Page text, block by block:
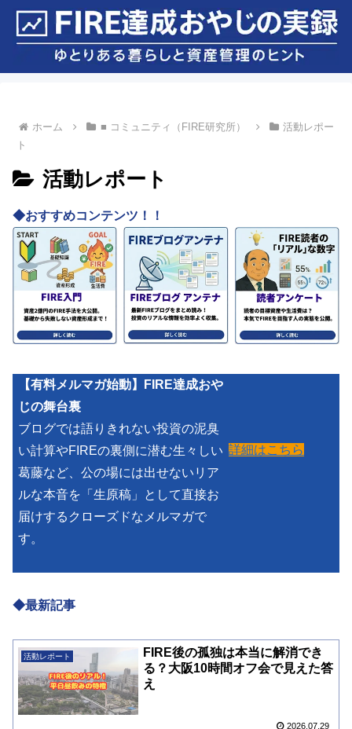
ホーム ■ コミュニティ（FIRE研究所）
活動レポー
ト
活動レポート
◆おすすめコンテンツ！！
【有料メルマガ始動】FIRE達成おや
じの舞台裏
ブログでは語りきれない投資の泥臭
い計算やFIREの裏側に潜む生々しい
葛藤など、公の場には出せないリア
ルな本音を「生原稿」として直接お
届けするクローズドなメルマガで
す。
詳細はこちら
◆最新記事
活動レポート
FIRE後の孤独は本当に解消でき
る？大阪10時間オフ会で見えた答
え
2026.07.29